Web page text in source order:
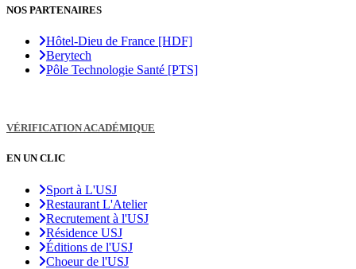
NOS PARTENAIRES
Hôtel-Dieu de France [HDF]
Berytech
Pôle Technologie Santé [PTS]
VÉRIFICATION ACADÉMIQUE
EN UN CLIC
Sport à L'USJ
Restaurant L'Atelier
Recrutement à l'USJ
Résidence USJ
Éditions de l'USJ
Choeur de l'USJ